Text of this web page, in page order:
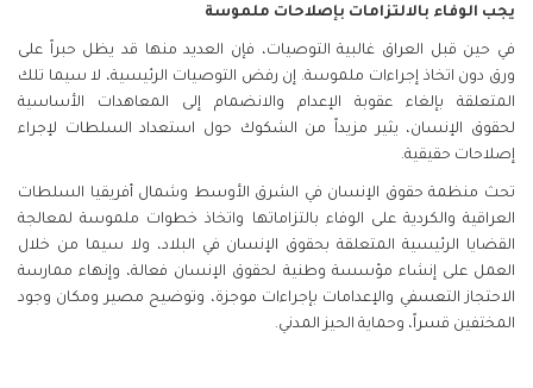
يجب الوفاء بالالتزامات بإصلاحات ملموسة
في حين قبل العراق غالبية التوصيات، فإن العديد منها قد يظل حبراً على
ورق دون اتخاذ إجراءات ملموسة. إن رفض التوصيات الرئيسية، لا سيما تلك
المتعلقة بإلغاء عقوبة الإعدام والانضمام إلى المعاهدات الأساسية
لحقوق الإنسان، يثير مزيداً من الشكوك حول استعداد السلطات لإجراء
إصلاحات حقيقية.
تحث منظمة حقوق الإنسان في الشرق الأوسط وشمال أفريقيا السلطات
العراقية والكردية على الوفاء بالتزاماتها واتخاذ خطوات ملموسة لمعالجة
القضايا الرئيسية المتعلقة بحقوق الإنسان في البلاد، ولا سيما من خلال
العمل على إنشاء مؤسسة وطنية لحقوق الإنسان فعالة، وإنهاء ممارسة
الاحتجاز التعسفي والإعدامات بإجراءات موجزة، وتوضيح مصير ومكان وجود
المختفين قسراً، وحماية الحيز المدني.